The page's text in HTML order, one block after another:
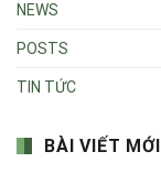
NEWS
POSTS
TIN TỨC
BÀI VIẾT MỚI